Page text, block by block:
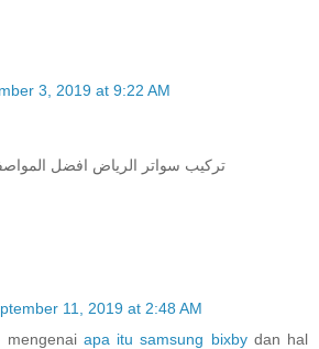
3, 2019 at 9:22 AM
تركيب سواتر الرياض افضل
11, 2019 at 2:48 AM
mengenai apa itu samsung bixbydan hal